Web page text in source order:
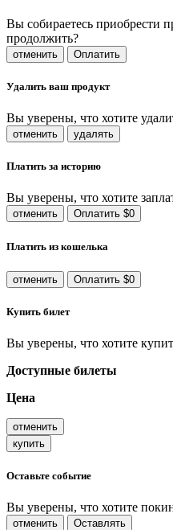
Вы собираетесь приобрести
продолжить?
отменить Оплатить
Удалить ваш продукт
Вы уверены, что хотите
отменить удалять
Платить за историю
Вы уверены, что хотите
отменить Оплатить $0
Платить из кошелька
отменить Оплатить $0
Купить билет
Вы уверены, что хотите
Доступные билеты
Цена
отменить
купить
Оставьте событие
Вы уверены, что хотите
отменить Оставлять